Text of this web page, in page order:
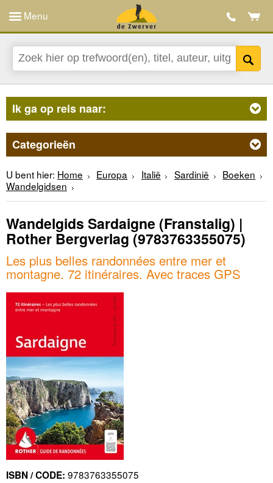
Menu
Ik ga op reis naar:
Categorieën
U bent hier: Home Europa Italië Sardinië
Boeken
Wandelgidsen
Wandelgids Sardaigne (Franstalig) |
Rother Bergverlag(9783763355075)
Les plus belles randonnées entre mer et
montagne. 72 itinéraires. Avec traces GPS
ISBN / CODE: 9783763355075